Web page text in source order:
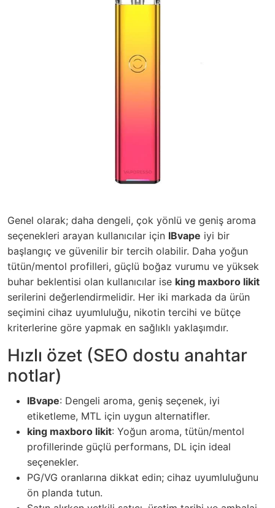
Genel olarak; daha dengeli, çok yönlü ve geniş aroma
seçenekleri arayan kullanıcılar için IBvape iyi bir
başlangıç ve güvenilir bir tercih olabilir. Daha yoğun
tütün/mentol profilleri, güçlü boğaz vurumu ve yüksek
buhar beklentisi olan kullanıcılar ise king maxboro likit
serilerini değerlendirmelidir. Her iki markada da ürün
seçimini cihaz uyumluluğu, nikotin tercihi ve bütçe
kriterlerine göre yapmak en sağlıklı yaklaşımdır.
Hızlı özet (SEO dostu anahtar
notlar)
IBvape: Dengeli aroma, geniş seçenek, iyi
etiketleme, MTL için uygun alternatifler.
king maxboro likit: Yoğun aroma, tütün/mentol
profillerinde güçlü performans, DL için ideal
seçenekler.
PG/VG oranlarına dikkat edin; cihaz uyumluluğunu
ön planda tutun.